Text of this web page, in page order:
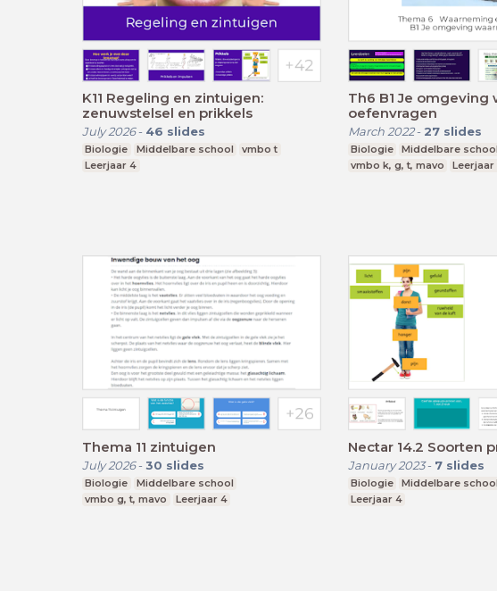
K11 Regeling en zintuigen:
zenuwstelsel en prikkels
July 2026- 46 slides
Biologie Middelbare school
vmbo t
Leerjaar 4
Th6 B1 Je omgeving
oefenvragen
March 2022- 27 slides
Biologie
Middelbare school
vmbo k, g, t, mavo
Leerjaar
Thema 11 zintuigen
July 2026- 30 slides
Biologie
Middelbare school
vmbo g, t, mavo
Leerjaar 4
Nectar 14.2 Soorten
January 2023- 7 slides
Biologie Middelbare school
Leerjaar 4